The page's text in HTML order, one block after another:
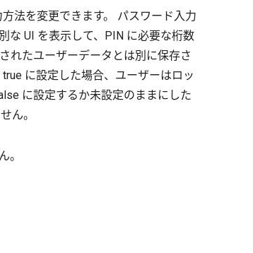
法を変更できます。 パスワード入力
な UI を表示して、PIN に必要な桁数
れたユーザーデータとは別に保存さ
に設定した場合、ユーザーはロッ
に設定するか未設定のままにした
ん。
。